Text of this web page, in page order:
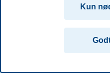
Les mer om våre
opplysninger vi samler inn
for informasjonskapsler. Du
eller trekke tilbake ditt
Kun